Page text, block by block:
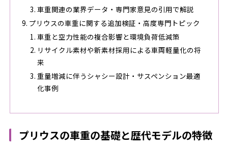
車重関連の業界データ・専門家意見の引用で解説
プリウスの車重に関する追加検証・高度専門トピック
車重と空力性能の複合影響と環境負荷低減策
リサイクル素材や新素材採用による車両軽量化の将
来
重量増減に伴うシャシー設計・サスペンション最適
化事例
プリウスの車重の基礎と歴代モデルの特徴